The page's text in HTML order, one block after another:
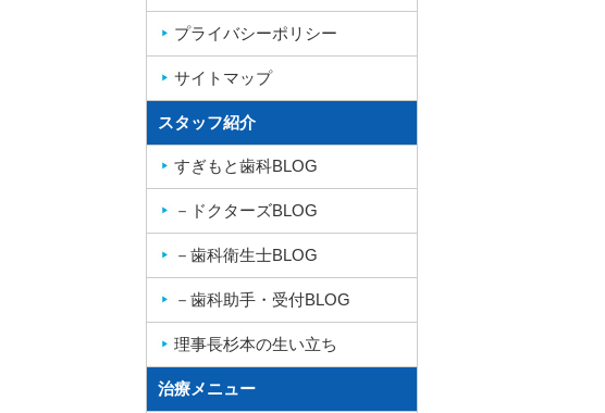
プライバシーポリシー
サイトマップ
スタッフ紹介
すぎもと歯科BLOG
－ドクターズBLOG
－歯科衛生士BLOG
－歯科助手・受付BLOG
理事長杉本の生い立ち
治療メニュー